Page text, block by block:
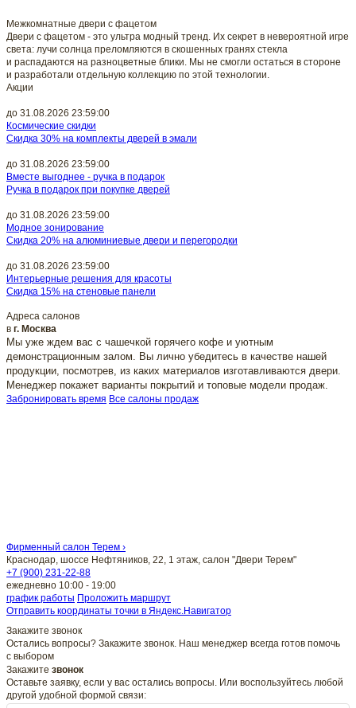
Межкомнатные двери с фацетом
Двери с фацетом - это ультра модный тренд. Их секрет в невероятной игре
света: лучи солнца преломляются в скошенных гранях стекла
и распадаются на разноцветные блики. Мы не смогли остаться в стороне
и разработали отдельную коллекцию по этой технологии.
Акции
до 31.08.2026 23:59:00
Космические скидки
Скидка 30% на комплекты дверей в эмали
до 31.08.2026 23:59:00
Вместе выгоднее - ручка в подарок
Ручка в подарок при покупке дверей
до 31.08.2026 23:59:00
Модное зонирование
Скидка 20% на алюминиевые двери и перегородки
до 31.08.2026 23:59:00
Интерьерные решения для красоты
Скидка 15% на стеновые панели
Адреса салонов
в г. Москва
Мы уже ждем вас с чашечкой горячего кофе и уютным
демонстрационным залом. Вы лично убедитесь в качестве нашей
продукции, посмотрев, из каких материалов изготавливаются двери.
Менеджер покажет варианты покрытий и топовые модели продаж.
Забронировать время Все салоны продаж
Фирменный салон Терем ›
Краснодар, шоссе Нефтяников, 22, 1 этаж, салон "Двери Терем"
+7 (900) 231-22-88
ежедневно 10:00 - 19:00
график работы Проложить маршрут
Отправить координаты точки в Яндекс.Навигатор
Закажите звонок
Остались вопросы? Закажите звонок. Наш менеджер всегда готов помочь
с выбором
Закажите звонок
Оставьте заявку, если у вас остались вопросы. Или воспользуйтесь любой
другой удобной формой связи: